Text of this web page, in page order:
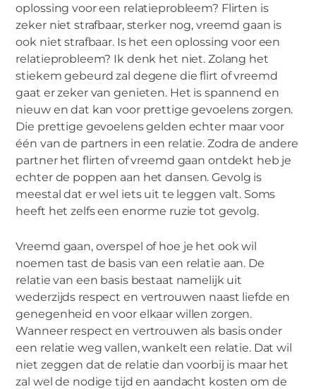
oplossing voor een relatieprobleem? Flirten is
zeker niet strafbaar, sterker nog, vreemd gaan is
ook niet strafbaar. Is het een oplossing voor een
relatieprobleem? Ik denk het niet. Zolang het
stiekem gebeurd zal degene die flirt of vreemd
gaat er zeker van genieten. Het is spannend en
nieuw en dat kan voor prettige gevoelens zorgen.
Die prettige gevoelens gelden echter maar voor
één van de partners in een relatie. Zodra de andere
partner het flirten of vreemd gaan ontdekt heb je
echter de poppen aan het dansen. Gevolg is
meestal dat er wel iets uit te leggen valt. Soms
heeft het zelfs een enorme ruzie tot gevolg.
Vreemd gaan, overspel of hoe je het ook wil
noemen tast de basis van een relatie aan. De
relatie van een basis bestaat namelijk uit
wederzijds respect en vertrouwen naast liefde en
genegenheid en voor elkaar willen zorgen.
Wanneer respect en vertrouwen als basis onder
een relatie weg vallen, wankelt een relatie. Dat wil
niet zeggen dat de relatie dan voorbij is maar het
zal wel de nodige tijd en aandacht kosten om de